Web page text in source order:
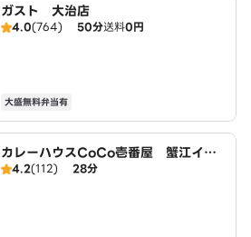
ガスト 大治店
4.0(764) 50分送料0円
大盛無料弁当有
カレーハウスCoCo壱番屋 蟹江イン
ター店（SD）
4.2(112) 28分